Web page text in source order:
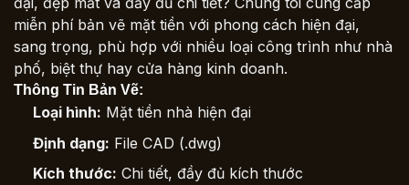
miễn phí bản vẽ mặt tiền với phong cách hiện đại,
sang trọng, phù hợp với nhiều loại công trình như nhà
phố, biệt thự hay cửa hàng kinh doanh.
Thông Tin Bản Vẽ:
Loại hình: Mặt tiền nhà hiện đại
Định dạng: File CAD (.dwg)
Kích thước: Chi tiết, đầy đủ kích thước